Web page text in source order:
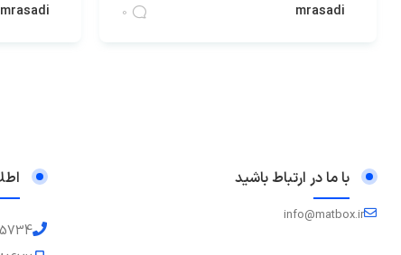
mrasadi
0
mrasadi
با ما در ارتباط باشید
info@matbox.ir